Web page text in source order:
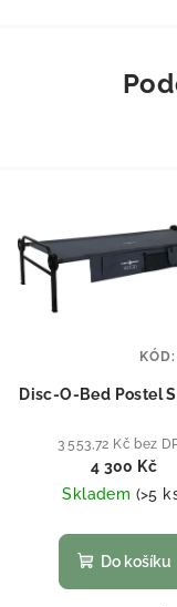
Disc-O-Bed Postel
3 553,72 Kč bez
4 300 Kč
Skladem (>5
Do košíku